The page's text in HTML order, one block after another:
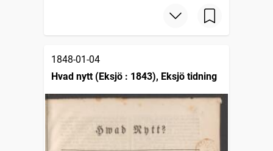
1848-01-04
Hvad nytt (Eksjö : 1843), Eksjö tidning